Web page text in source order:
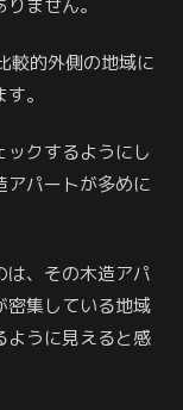
較的外側の地域に
。
クするようにし
アパートが多めに
は、その木造アパ
密集している地域
ように見えると感